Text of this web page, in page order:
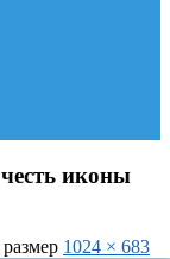
иконы
1024 × 683